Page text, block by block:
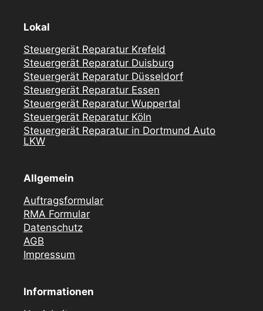
Lokal
Steuergerät Reparatur Krefeld
Steuergerät Reparatur Duisburg
Steuergerät Reparatur Düsseldorf
Steuergerät Reparatur Essen
Steuergerät Reparatur Wuppertal
Steuergerät Reparatur Köln
Steuergerät Reparatur in Dortmund Auto
LKW
Allgemein
Auftragsformular
RMA Formular
Datenschutz
AGB
Impressum
Informationen